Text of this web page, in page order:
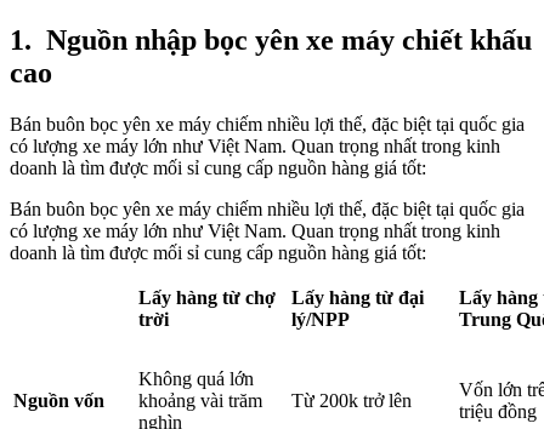
1. Nguồn nhập bọc yên xe máy chiết khấu
cao
Bán buôn bọc yên xe máy chiếm nhiều lợi thế, đặc biệt tại quốc gia
có lượng xe máy lớn như Việt Nam. Quan trọng nhất trong kinh
doanh là tìm được mối sỉ cung cấp nguồn hàng giá tốt:
Bán buôn bọc yên xe máy chiếm nhiều lợi thế, đặc biệt tại quốc gia
có lượng xe máy lớn như Việt Nam. Quan trọng nhất trong kinh
doanh là tìm được mối sỉ cung cấp nguồn hàng giá tốt:
Lấy hàng từ chợ
trời
Lấy hàng từ đại
lý/NPP
Lấy hàng
Trung
Nguồn vốn
Không quá lớn
khoảng vài trăm
nghìn
Từ 200k trở lên
Vốn lớn
triệu đồng